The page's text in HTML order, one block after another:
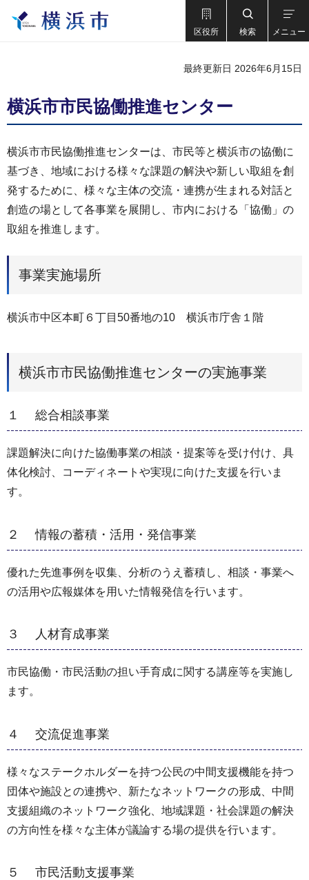
区役所 検索 メニュー
最終更新日 2026年6月15日
横浜市市民協働推進センター
横浜市市民協働推進センターは、市民等と横浜市の協働に
基づき、地域における様々な課題の解決や新しい取組を創
発するために、様々な主体の交流・連携が生まれる対話と
創造の場として各事業を展開し、市内における「協働」の
取組を推進します。
事業実施場所
横浜市中区本町６丁目50番地の10 横浜市庁舎１階
横浜市市民協働推進センターの実施事業
１ 総合相談事業
課題解決に向けた協働事業の相談・提案等を受け付け、具
体化検討、コーディネートや実現に向けた支援を行いま
す。
２ 情報の蓄積・活用・発信事業
優れた先進事例を収集、分析のうえ蓄積し、相談・事業へ
の活用や広報媒体を用いた情報発信を行います。
３ 人材育成事業
市民協働・市民活動の担い手育成に関する講座等を実施し
ます。
４ 交流促進事業
様々なステークホルダーを持つ公民の中間支援機能を持つ
団体や施設との連携や、新たなネットワークの形成、中間
支援組織のネットワーク強化、地域課題・社会課題の解決
の方向性を様々な主体が議論する場の提供を行います。
５ 市民活動支援事業